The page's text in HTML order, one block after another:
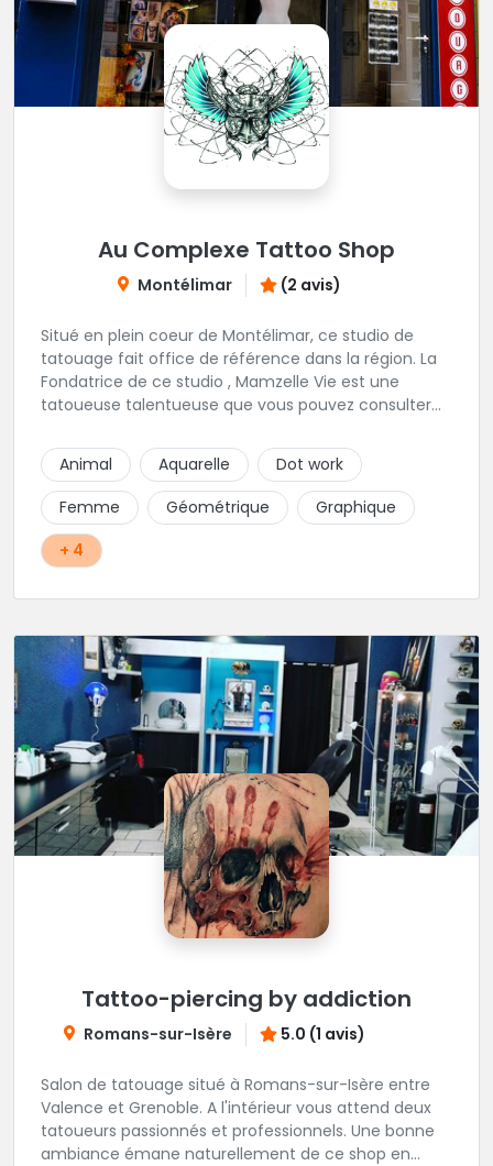
Au Complexe Tattoo Shop
Montélimar (2 avis)
Situé en plein coeur de Montélimar, ce studio de
tatouage fait office de référence dans la région. La
Fondatrice de ce studio , Mamzelle Vie est une
tatoueuse talentueuse que vous pouvez consulter
Animal
Aquarelle
Dot work
Femme
Géométrique
Graphique
+ 4
Tattoo-piercing by addiction
Romans-sur-Isère 5.0 (1 avis)
Salon de tatouage situé à Romans-sur-Isère entre
Valence et Grenoble. A l'intérieur vous attend deux
tatoueurs passionnés et professionnels. Une bonne
ambiance émane naturellement de ce shop en